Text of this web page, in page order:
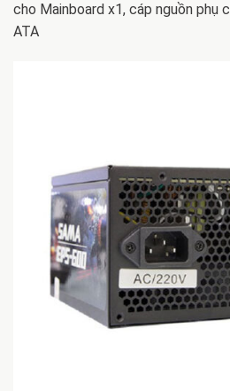
cho Mainboard x1, cáp nguồn phụ
ATA